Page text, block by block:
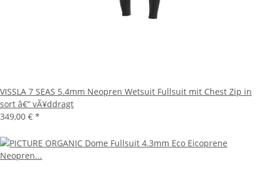
VISSLA 7 SEAS 5.4mm Neopren Wetsuit Fullsuit mit Chest Zip in
sort â€“ vÃ¥ddragt
349,00 € *